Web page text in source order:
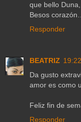
que bello
Besos
Responder
BEATRIZ 19:22
Da gusto
amor es como
Feliz fin de
Responder